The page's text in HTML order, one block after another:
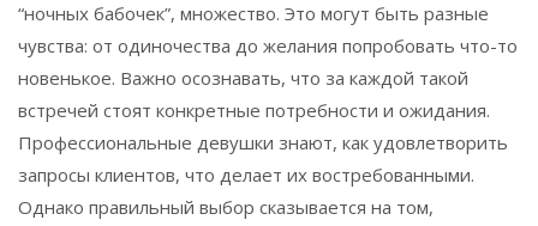
“ночных бабочек”, множество. Это могут быть разные
чувства: от одиночества до желания попробовать что-то
новенькое. Важно осознавать, что за каждой такой
встречей стоят конкретные потребности и ожидания.
Профессиональные девушки знают, как удовлетворить
запросы клиентов, что делает их востребованными.
Однако правильный выбор сказывается на том,